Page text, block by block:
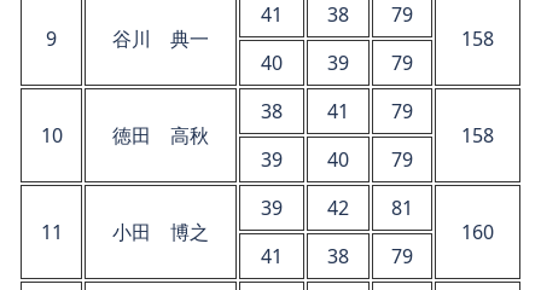
9 谷川 典一
41 38
79
158
40
39 79
10 徳田 高秋
38 41
79
158
39
40 79
11 小田 博之
39 42
81
160
41
38 79